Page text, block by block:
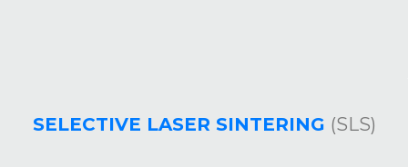
SELECTIVE LASER SINTERING (SLS)